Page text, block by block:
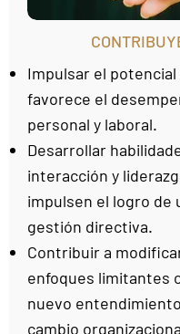
Impulsar el potencial
favorece el
personal y laboral.
Desarrollar
interacción y
impulsen el logro de
gestión directiva.
Contribuir a
enfoques limitantes
nuevo
cambio